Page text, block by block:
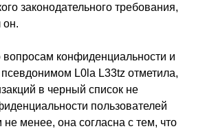
законодательного требования,
он.
вопросам конфиденциальности и
псевдонимом L0la L33tz отметила,
в черный список не
пользователей
менее, она согласна с тем, что